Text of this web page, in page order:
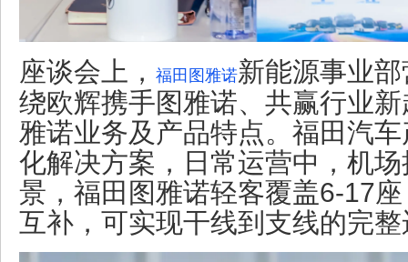
座谈会上， 福田图雅诺新能源事业
绕欧辉携手图雅诺、共赢行业
雅诺业务及产品特点。福田汽
化解决方案，日常运营中，机
景，福田图雅诺轻客覆盖6-17
互补，可实现干线到支线的完